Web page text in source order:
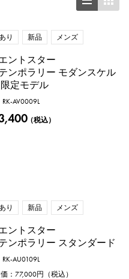
樽型（トノー）
ケース）
イトゴールド
ルド
ボン
り 新品 メンズ
ントスター
ンポラリー モダンスケル
限定モデル
AV0009L
（税込）
り 新品 メンズ
ントスター
ンポラリー スタンダード
AU0109L
：77,000円（税込）